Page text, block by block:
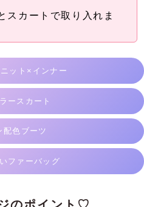
スカートで取り入れま
ット×インナー
ースカート
配色ブーツ
ファーバッグ